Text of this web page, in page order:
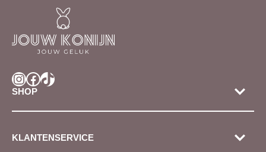
InstagramFacebook TikTok
SHOP
KLANTENSERVICE